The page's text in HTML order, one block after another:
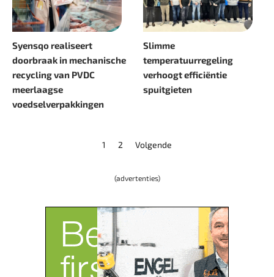
Syensqo realiseert
doorbraak in mechanische
recycling van PVDC
meerlaagse
voedselverpakkingen
Slimme
temperatuurregeling
verhoogt efficiëntie
spuitgieten
1 2 Volgende
(advertenties)